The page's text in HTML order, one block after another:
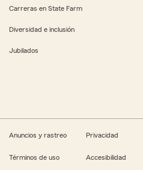
Carreras en State Farm
Diversidad e inclusión
Jubilados
Anuncios y rastreo Privacidad
Términos de uso Accesibilidad